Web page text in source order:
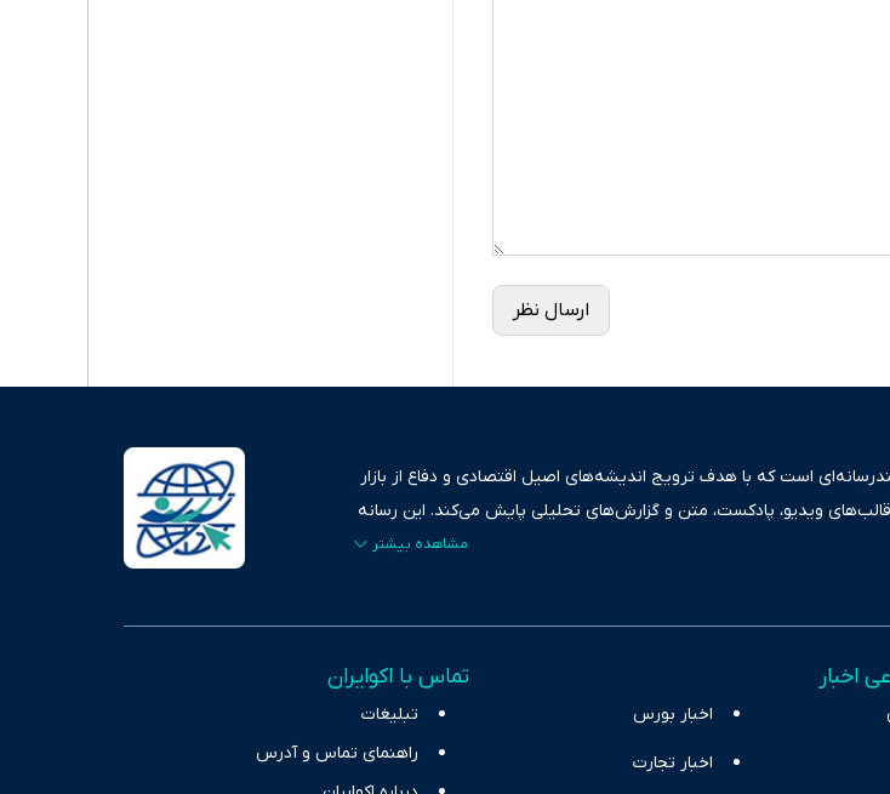
ارسال نظر
است که با هدف ترویج اندیشه‌های اصیل اقتصادی و دفاع از بازار
قالب‌های ویدیو، پادکست، متن و گزارش‌های تحلیلی پایش می‌کند. این رسانه
از اطلاع‌رسانی صرف، به تبیین سیاست‌ها و کارکردهای بازارهای مالی،
در کنار تحلیل آمارها، نیازهای خبری مخاطبان در حوزه‌های اثرگذار بر
پوشش می‌دهیم.
اخبار
اخبار بورس
اخبار تجارت
تماس با اکوایران
تبلیغات
راهنمای تماس و آدرس